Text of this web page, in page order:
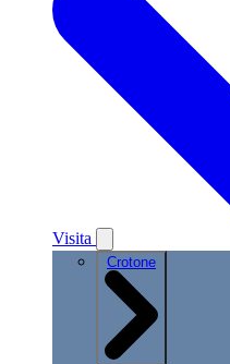
Visita
Crotone